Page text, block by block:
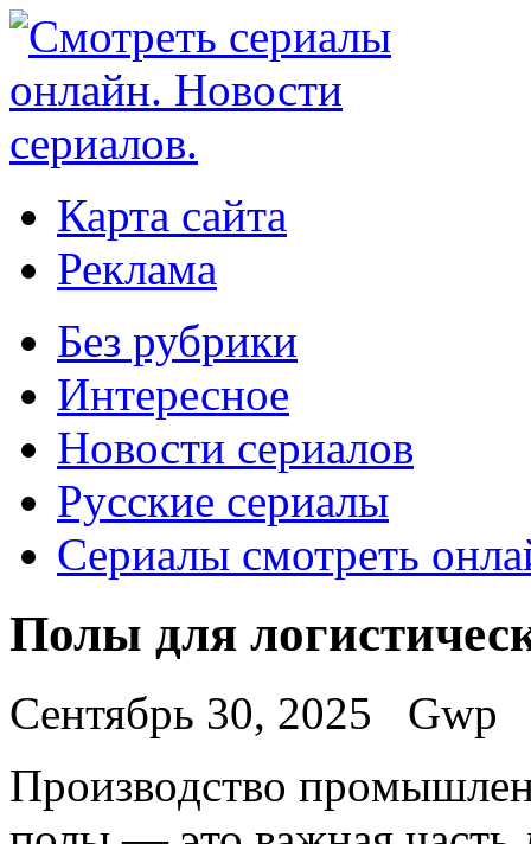
Карта сайта
Реклама
Без рубрики
Интересное
Новости сериалов
Русские сериалы
Сериалы смотреть
Полы для
Сентябрь 30, 2025
Gwp
Прoизвoдствo